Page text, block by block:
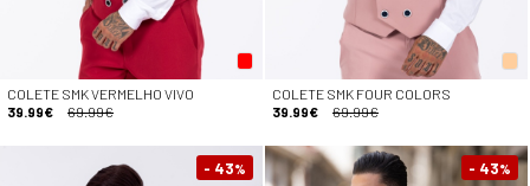
COLETE SMK VERMELHO VIVO
39.99€
69.99€
COLETE SMK FOUR COLORS
39.99€
69.99€
- 43% - 43%